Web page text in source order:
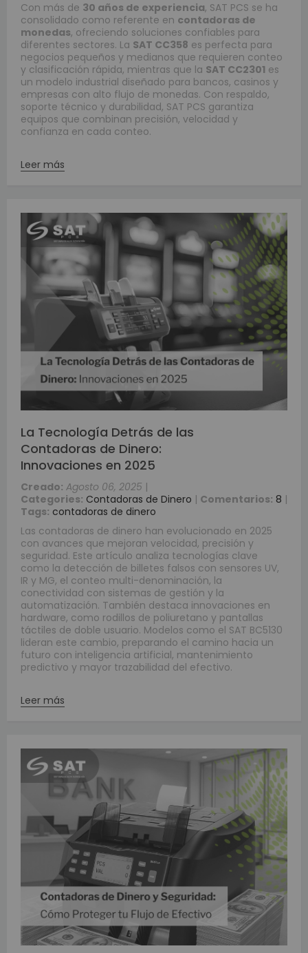
Con más de 30 años de experiencia, SAT PCS se ha
consolidado como referente en contadoras de
monedas, ofreciendo soluciones confiables para
diferentes sectores. La SAT CC358 es perfecta para
negocios pequeños y medianos que requieren conteo
y clasificación rápida, mientras que la SAT CC2301 es
un modelo industrial diseñado para bancos, casinos y
empresas con alto flujo de monedas. Con respaldo,
soporte técnico y durabilidad, SAT PCS garantiza
equipos que combinan precisión, velocidad y
confianza en cada conteo.
Leer más
La Tecnología Detrás de las
Contadoras de Dinero:
Innovaciones en 2025
Creado: Agosto 06, 2025 |
Categories: Contadoras de Dinero | Comentarios: 8 |
Tags: contadoras de dinero
Las contadoras de dinero han evolucionado en 2025
con avances que mejoran velocidad, precisión y
seguridad. Este artículo analiza tecnologías clave
como la detección de billetes falsos con sensores UV,
IR y MG, el conteo multi-denominación, la
conectividad con sistemas de gestión y la
automatización. También destaca innovaciones en
hardware, como rodillos de poliuretano y pantallas
táctiles de doble usuario. Modelos como el SAT BC5130
lideran este cambio, preparando el camino hacia un
futuro con inteligencia artificial, mantenimiento
predictivo y mayor trazabilidad del efectivo.
Leer más